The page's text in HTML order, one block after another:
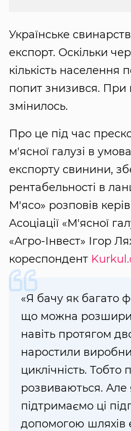
Українське
експорт. Оскільки
кількість населення
попит знизився.
змінилось.
Про це під час
м'ясної галузі в
експорту свинини,
рентабельності в
М'ясо» розповів
Асоціації «М'ясної
«Агро-Інвест» Ігор
кореспондент
«Я бачу як багато
що можна
навіть протягом
наростили
циклічність. Тобто
розвиваються.
підтримаємо ці
допомогою шляхів